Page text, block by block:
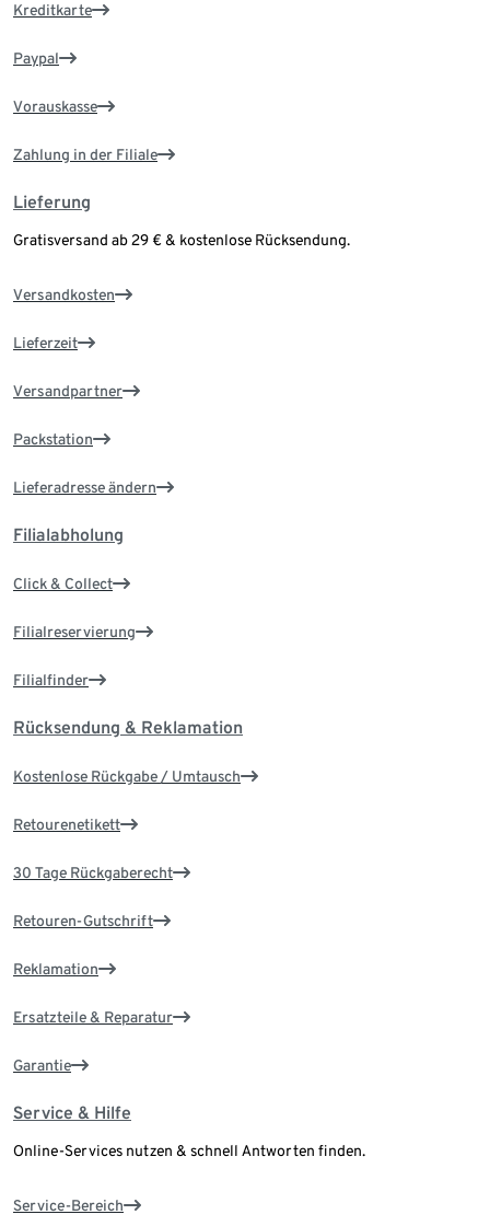
Kreditkarte
Paypal
Vorauskasse
Zahlung in der Filiale
Lieferung
Gratisversand ab 29 € & kostenlose Rücksendung.
Versandkosten
Lieferzeit
Versandpartner
Packstation
Lieferadresse ändern
Filialabholung
Click & Collect
Filialreservierung
Filialfinder
Rücksendung & Reklamation
Kostenlose Rückgabe / Umtausch
Retourenetikett
30 Tage Rückgaberecht
Retouren-Gutschrift
Reklamation
Ersatzteile & Reparatur
Garantie
Service & Hilfe
Online-Services nutzen & schnell Antworten finden.
Service-Bereich